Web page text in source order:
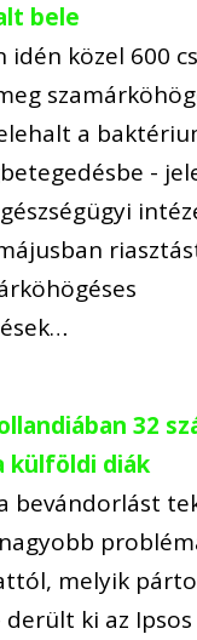
bele
idén közel 600
a
-
32
külföldi diák
bevándorlást
melyik
ki az Ipsos